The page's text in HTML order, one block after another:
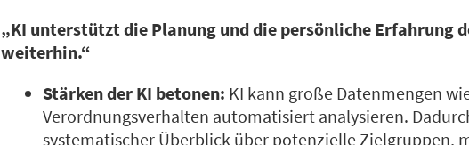
„KI unterstützt die Planung und die persönliche Erfahrung
weiterhin.“
Stärken der KI betonen: KI kann große Datenmengen
Verordnungsverhalten automatisiert analysieren.
systematischer Überblick über potenzielle Zielgruppen,